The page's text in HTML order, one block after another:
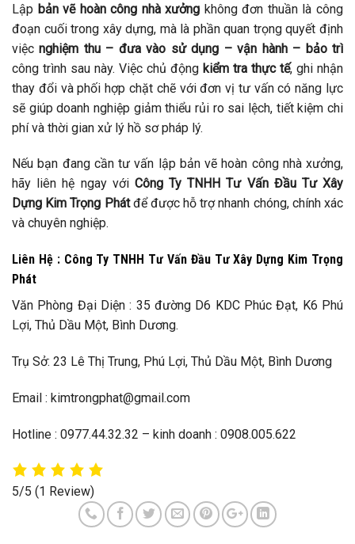
Lập bản vẽ hoàn công nhà xưởng không đơn thuần là công
đoạn cuối trong xây dựng, mà là phần quan trọng quyết định
việcnghiệm thu – đưa vào sử dụng – vận hành – bảo trì
công trình sau này. Việc chủ động kiểm tra thực tế, ghi nhận
thay đổi và phối hợp chặt chẽ với đơn vị tư vấn có năng lực
sẽ giúp doanh nghiệp giảm thiểu rủi ro sai lệch, tiết kiệm chi
phí và thời gian xử lý hồ sơ pháp lý.
Nếu bạn đang cần tư vấn lập bản vẽ hoàn công nhà xưởng,
hãy liên hệ ngay với Công Ty TNHH Tư Vấn Đầu Tư Xây
Dựng Kim Trọng Phátđể được hỗ trợ nhanh chóng, chính xác
và chuyên nghiệp.
Liên Hệ : Công Ty TNHH Tư Vấn Đầu Tư Xây Dựng Kim Trọng
Phát
Văn Phòng Đại Diện : 35 đường D6 KDC Phúc Đạt, K6 Phú
Lợi, Thủ Dầu Một, Bình Dương.
Trụ Sở: 23 Lê Thị Trung, Phú Lợi, Thủ Dầu Một, Bình Dương
Email : kimtrongphat@gmail.com
Hotline : 0977.44.32.32 – kinh doanh : 0908.005.622
5/5 (1 Review)